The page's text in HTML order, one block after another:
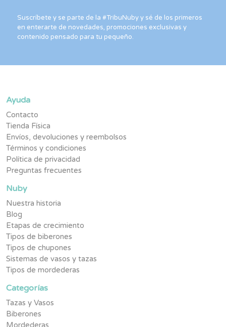
Suscríbete y se parte de la #TribuNuby y sé de los primeros
en enterarte de novedades, promociones exclusivas y
contenido pensado para tu pequeño.
Ayuda
Contacto
Tienda Física
Envíos, devoluciones y reembolsos
Términos y condiciones
Política de privacidad
Preguntas frecuentes
Nuby
Nuestra historia
Blog
Etapas de crecimiento
Tipos de biberones
Tipos de chupones
Sistemas de vasos y tazas
Tipos de mordederas
Categorías
Tazas y Vasos
Biberones
Mordederas